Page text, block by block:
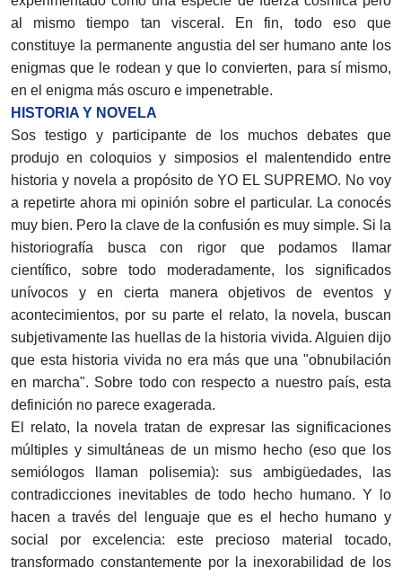
al mismo tiempo tan visceral. En fin, todo eso que
constituye la permanente angustia del ser humano ante los
enigmas que le rodean y que lo convierten, para sí mismo,
en el enigma más oscuro e impenetrable.
HISTORIA Y NOVELA
Sos testigo y participante de los muchos debates que
produjo en coloquios y simposios el malentendido entre
historia y novela a propósito de YO EL SUPREMO. No voy
a repetirte ahora mi opinión sobre el particular. La conocés
muy bien. Pero la clave de la confusión es muy simple. Si la
historiografía busca con rigor que podamos llamar
científico, sobre todo moderadamente, los significados
unívocos y en cierta manera objetivos de eventos y
acontecimientos, por su parte el relato, la novela, buscan
subjetivamente las huellas de la historia vivida. Alguien dijo
que esta historia vivida no era más que una "obnubilación
en marcha". Sobre todo con respecto a nuestro país, esta
definición no parece exagerada.
El relato, la novela tratan de expresar las significaciones
múltiples y simultáneas de un mismo hecho (eso que los
semiólogos llaman polisemia): sus ambigüedades, las
contradicciones inevitables de todo hecho humano. Y lo
hacen a través del lenguaje que es el hecho humano y
social por excelencia: este precioso material tocado,
transformado constantemente por la inexorabilidad de los